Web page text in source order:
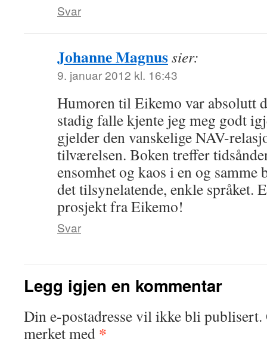
Svar
Johanne Magnussier:
9. januar 2012 kl. 16:43
Humoren til Eikemo var absolutt
stadig falle kjente jeg meg godt
gjelder den vanskelige NAV-
tilværelsen. Boken treffer
ensomhet og kaos i en og
det tilsynelatende, enkle språket.
prosjekt fra Eikemo!
Svar
Legg igjen en kommentar
Din e-postadresse vil ikke bli publisert.
merket med *